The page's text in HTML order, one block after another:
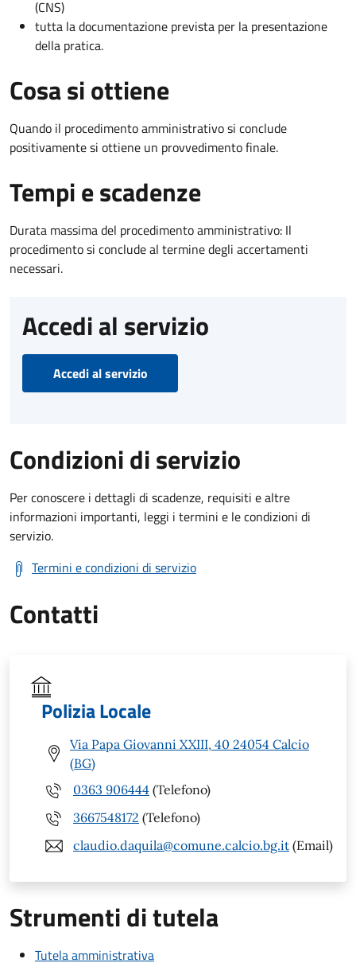
(CNS)
tutta la documentazione prevista per la presentazione
della pratica.
Cosa si ottiene
Quando il procedimento amministrativo si conclude
positivamente si ottiene un provvedimento finale.
Tempi e scadenze
Durata massima del procedimento amministrativo: Il
procedimento si conclude al termine degli accertamenti
necessari.
Accedi al servizio
Accedi al servizio
Condizioni di servizio
Per conoscere i dettagli di scadenze, requisiti e altre
informazioni importanti, leggi i termini e le condizioni di
servizio.
Termini e condizioni di servizio
Contatti
Polizia Locale
Via Papa Giovanni XXIII, 40 24054 Calcio
(BG)
0363 906444 (Telefono)
3667548172 (Telefono)
claudio.daquila@comune.calcio.bg.it (Email)
Strumenti di tutela
Tutela amministrativa